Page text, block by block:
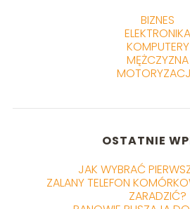
BIZNES
ELEKTRONIKA
KOMPUTERY
MĘŻCZYZNA
OSTATNIE
JAK WYBRAĆ
ZALANY TELEFON
ZARADZIĆ?